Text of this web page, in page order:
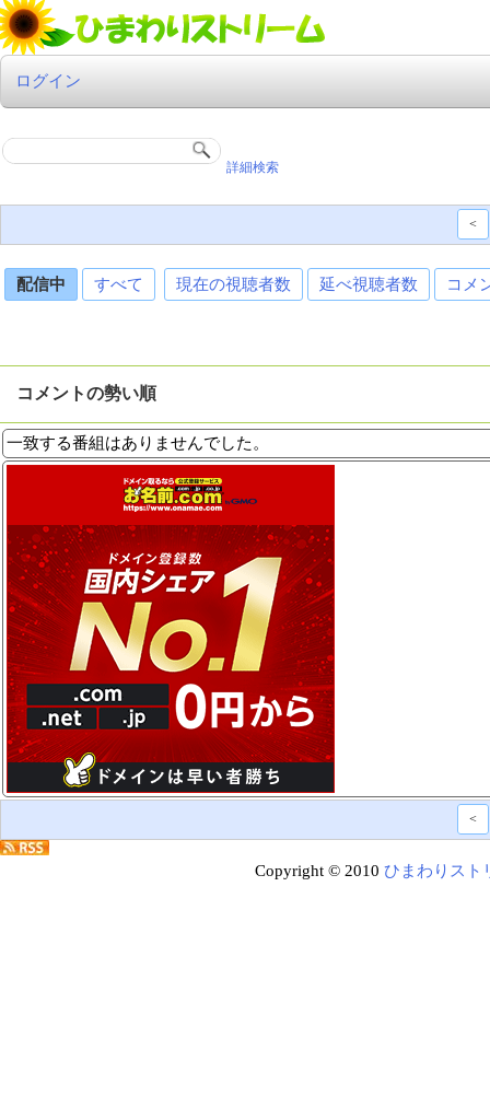
ログイン
詳細検索
<
配信中 すべて 現在の視聴者数 延べ視聴者数 コメ
コメントの勢い順
一致する番組はありませんでした。
<
Copyright © 2010 ひまわりスト